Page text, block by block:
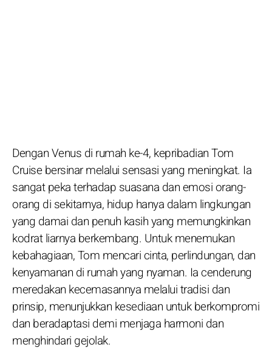
Dengan Venus di rumah ke-4, kepribadian Tom
Cruise bersinar melalui sensasi yang meningkat. Ia
sangat peka terhadap suasana dan emosi orang-
orang di sekitarnya, hidup hanya dalam lingkungan
yang damai dan penuh kasih yang memungkinkan
kodrat liarnya berkembang. Untuk menemukan
kebahagiaan, Tom mencari cinta, perlindungan, dan
kenyamanan di rumah yang nyaman. Ia cenderung
meredakan kecemasannya melalui tradisi dan
prinsip, menunjukkan kesediaan untuk berkompromi
dan beradaptasi demi menjaga harmoni dan
menghindari gejolak.